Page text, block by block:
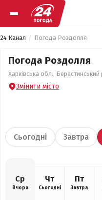
24 Канал Погода Роздолля
Погода Роздолля
Харківська обл.,
Змінити місто
Сьогодні Завтра
Ср
Вчора
Чт
Сьогодні
Пт
Завтра